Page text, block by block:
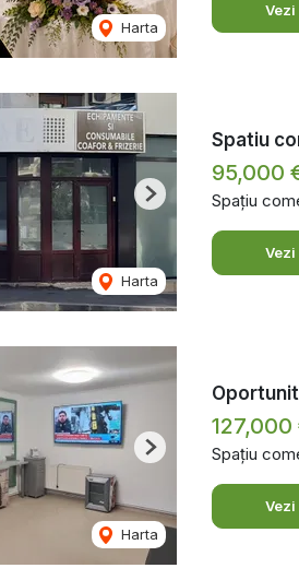
Harta
Harta
Next
Spatiu
95,000
Spațiu
Harta
Next Spațiu